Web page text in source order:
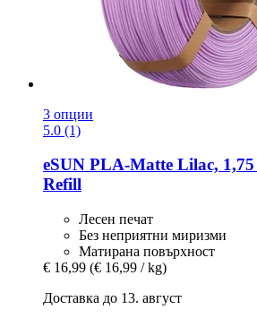
3 опции
5.0 (1)
eSUN PLA-​Matte Lilac, 1,75
Refill
Лесен печат
Без неприятни миризми
Матирана повърхност
€ 16,99 (€ 16,99 / kg)
Доставка до 13. август